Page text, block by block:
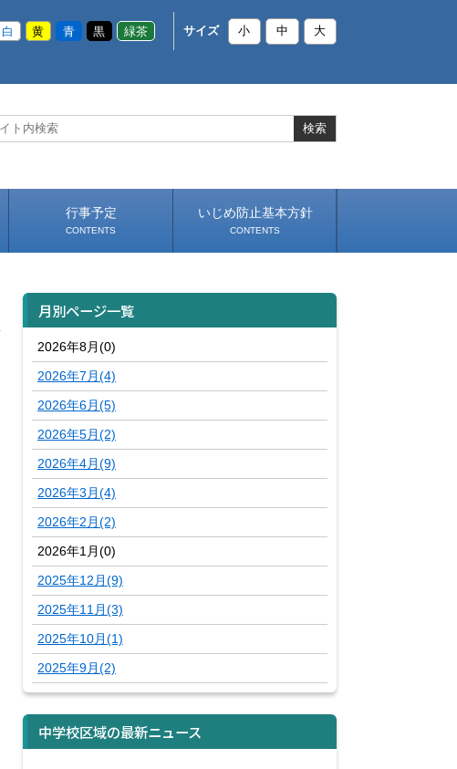
白 黄 青 黒 緑茶 サイズ 小 中 大
行事予定
CONTENTS
いじめ防止基本方針
CONTENTS
月別ページ一覧
2026年8月(0)
2026年7月(4)
2026年6月(5)
2026年5月(2)
2026年4月(9)
2026年3月(4)
2026年2月(2)
2026年1月(0)
2025年12月(9)
2025年11月(3)
2025年10月(1)
2025年9月(2)
中学校区域の最新ニュース